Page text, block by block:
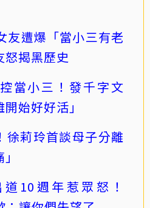
友遭爆「當小三有老
怒揭黑歷史
當小三！發千字文
始好好活」
徐莉玲首談母子分離
道10週年惹眾怒！